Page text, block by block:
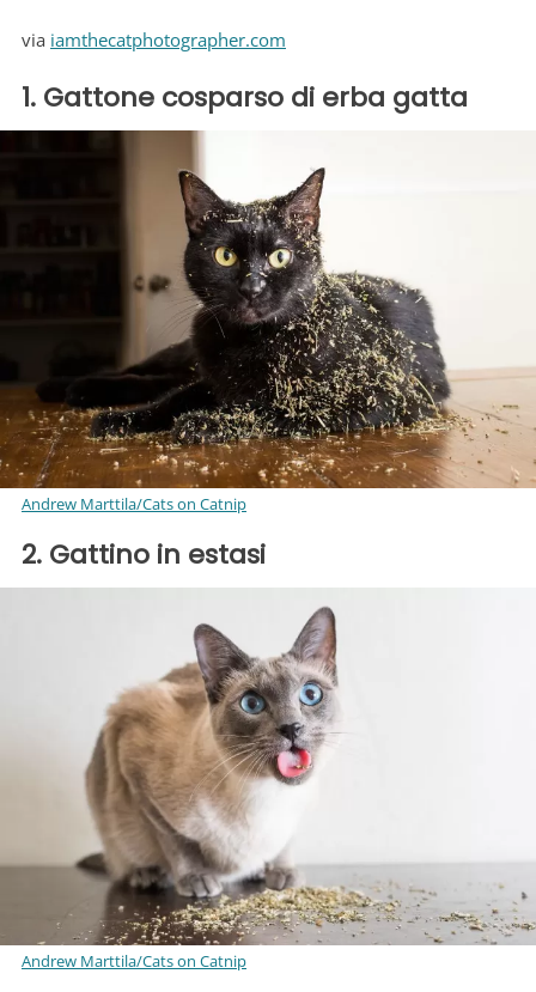
via iamthecatphotographer.com
1. Gattone cosparso di erba gatta
Andrew Marttila/Cats on Catnip
2. Gattino in estasi
Andrew Marttila/Cats on Catnip